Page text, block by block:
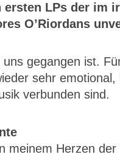
LPs der im
O’Riordans
gegangen ist.
sehr
verbunden sind.
meinem Herzen